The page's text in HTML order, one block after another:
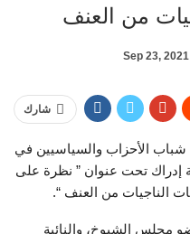
من العنف
Sep 23, 2021
شارك
الأحزاب والسياسيين في
إدراك تحت عنوان ” نظرة على
الناجيات من العنف “.
مجلس الشيوخ، والنائبة